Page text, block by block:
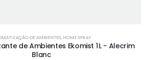
DE AMBIENTES, HOME SPRAY
de Ambientes Ekomist 1 L - Alecrim
Blanc